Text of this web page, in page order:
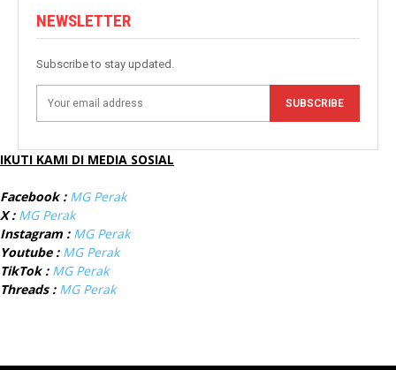
NEWSLETTER
Subscribe to stay updated.
SUBSCRIBE
IKUTI KAMI DI MEDIA SOSIAL
Facebook : MG Perak
X : MG Perak
Instagram : MG Perak
Youtube : MG Perak
TikTok : MG Perak
Threads : MG Perak